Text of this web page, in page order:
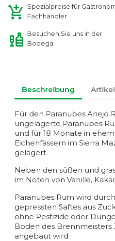
Spezialpreise für
Fachhändler
Besuchen Sie uns in der
Bodega
Beschreibung
Für den Paranubes Anejo
ungelagerte Paranubes
und für 18 Monate in
Eichenfässern im Sierra
gelagert.
Neben den süßen und
im Noten von Vanille,
Paranubes Rum wird
gepressten Saftes aus
ohne Pestizide oder
Boden des Brennmeisters
angebaut wird.